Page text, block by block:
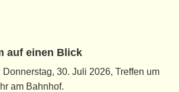
auf einen Blick
Donnerstag, 30. Juli 2026, Treffen um
am Bahnhof.